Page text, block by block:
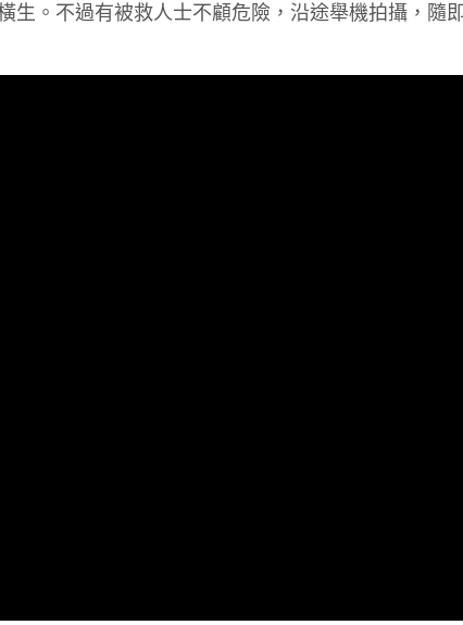
生。不過有被救人士不顧危險，沿途舉機拍攝，隨